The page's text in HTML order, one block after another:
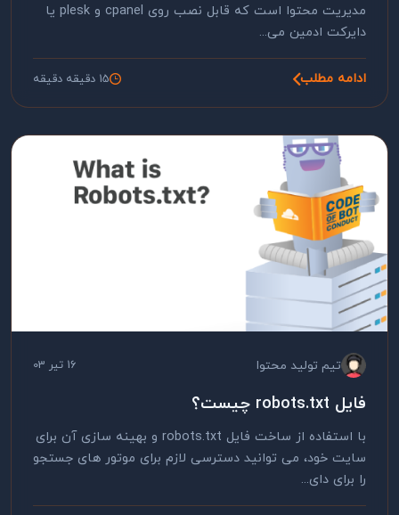
مدیریت محتوا است که قابل نصب روی cpanel و plesk یا
دایرکت ادمین می...
ادامه مطلب 15 دقیقه دقیقه
تیم تولید محتوا 16 تیر 03
فایل robots.txt چیست؟
با استفاده از ساخت فایل robots.txt و بهینه سازی آن برای
سایت خود، می توانید دسترسی لازم برای موتور های جستجو
را برای دای...